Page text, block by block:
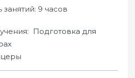
занятий: 9 часов
Подготовка для